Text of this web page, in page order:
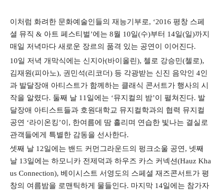
이처럼 화려한 문화예술인들의 재능기부로, ‘2016 평창 스페
셜 뮤직 & 아트 페스티벌’에는 8월 10일(수)부터 14일(일)까지
매일 저녁마다 새로운 장르의 품격 있는 공연이 이어진다.
10일 저녁 개막식에는 신지아(바이올린), 첼로 강승민(첼로),
김재원(피아노), 권민석(리코더) 등 각광받는 신진 음악인 4인
과 발달장애 아티스트가 함께하는 클래식 콘서트가 행사의 시
작을 알렸다. 둘째 날 11 일에는 ‘뮤지컬의 밤’이 펼쳐진다. 발
달장애 아티스트들과 호원대학교 뮤지컬학과의 협력 뮤지컬
공연 ‘라이온킹’이, 한여름에 땀 흘리며 연습한 빛나는 결실로
관객들에게 특별한 감동을 선사한다.
셋째 날 12일에는 밴드 커먼그라운드의 펑크소울 공연 , 넷째
날 13일에는 하모니카 전제덕과 하우즈 카스 커넥션(Hauz Kha
us Connection), 베이시스트 서영도의 스페셜 재즈콘서트가 평
창의 여름밤을 로맨틱하게 물들인다. 마지막 14일에는 참가자